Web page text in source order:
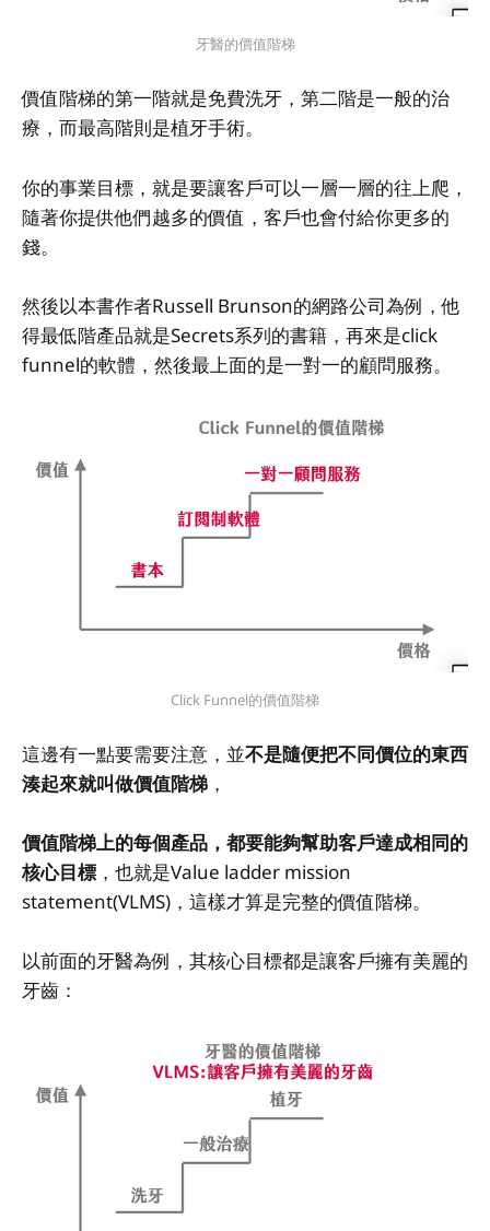
牙醫的價值階梯
價值階梯的第一階就是免費洗牙，第二階是一般的治
療，而最高階則是植牙手術。
你的事業目標，就是要讓客戶可以一層一層的往上爬，
隨著你提供他們越多的價值，客戶也會付給你更多的
錢。
然後以本書作者Russell Brunson的網路公司為例，他
得最低階產品就是Secrets系列的書籍，再來是click
funnel的軟體，然後最上面的是一對一的顧問服務。
Click Funnel的價值階梯
這邊有一點要需要注意，並不是隨便把不同價位的東西
湊起來就叫做價值階梯 ，
價值階梯上的每個產品，都要能夠幫助客戶達成相同的
核心目標 ，也就是Value ladder mission
statement(VLMS)，這樣才算是完整的價值階梯。
以前面的牙醫為例，其核心目標都是讓客戶擁有美麗的
牙齒：